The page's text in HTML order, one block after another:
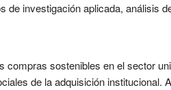
investigación aplicada, análisis
compras sostenibles en el sector
de la adquisición institucional.